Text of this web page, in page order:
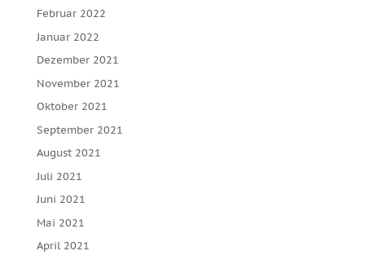
Februar 2022
Januar 2022
Dezember 2021
November 2021
Oktober 2021
September 2021
August 2021
Juli 2021
Juni 2021
Mai 2021
April 2021